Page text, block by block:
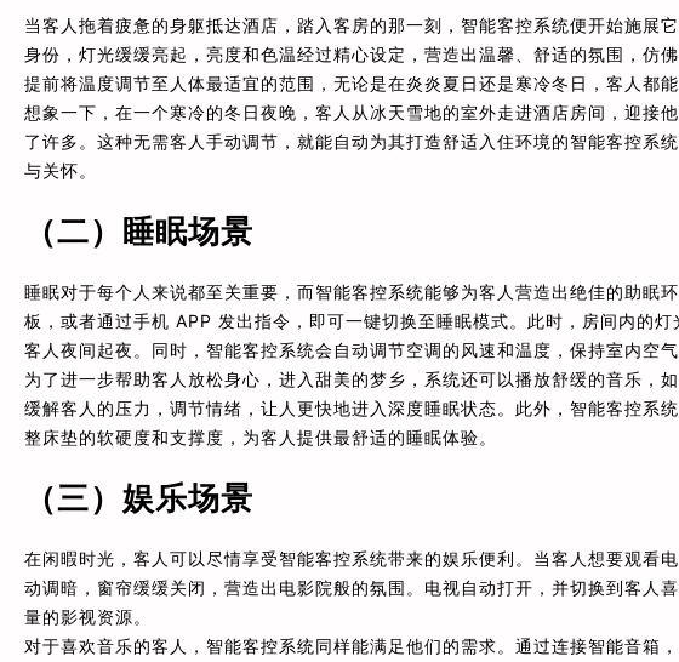
当客人拖着疲惫的身躯抵达酒店，踏入客房的那一刻，智能客控系统便开始施展
身份，灯光缓缓亮起，亮度和色温经过精心设定，营造出温馨、舒适的氛围，仿
提前将温度调节至人体最适宜的范围，无论是在炎炎夏日还是寒冷冬日，客人都
想象一下，在一个寒冷的冬日夜晚，客人从冰天雪地的室外走进酒店房间，迎接
了许多。这种无需客人手动调节，就能自动为其打造舒适入住环境的智能客控系
与关怀。
（二）睡眠场景
睡眠对于每个人来说都至关重要，而智能客控系统能够为客人营造出绝佳的助眠
板，或者通过手机 APP 发出指令，即可一键切换至睡眠模式。此时，房间内的
客人夜间起夜。同时，智能客控系统会自动调节空调的风速和温度，保持室内空气
为了进一步帮助客人放松身心，进入甜美的梦乡，系统还可以播放舒缓的音乐，
缓解客人的压力，调节情绪，让人更快地进入深度睡眠状态。此外，智能客控系
整床垫的软硬度和支撑度，为客人提供最舒适的睡眠体验。
（三）娱乐场景
在闲暇时光，客人可以尽情享受智能客控系统带来的娱乐便利。当客人想要观看
动调暗，窗帘缓缓关闭，营造出电影院般的氛围。电视自动打开，并切换到客人
量的影视资源。
对于喜欢音乐的客人，智能客控系统同样能满足他们的需求。通过连接智能音箱